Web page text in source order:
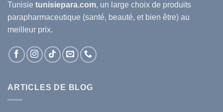
Tunisie tunisiepara.com, un large choix de produits
parapharmaceutique (santé, beauté, et bien être) au
meilleur prix.
ARTICLES DE BLOG